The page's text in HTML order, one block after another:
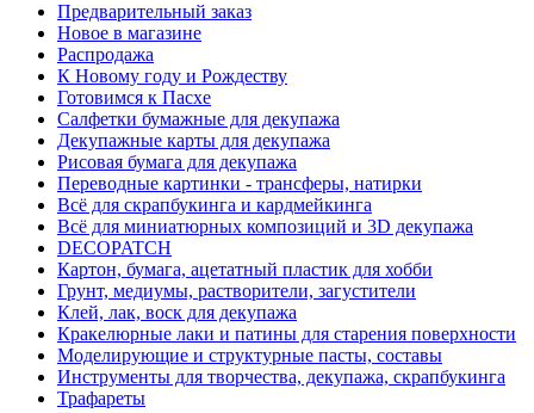
Предварительный заказ
Новое в магазине
Распродажа
К Новому году и Рождеству
Готовимся к Пасхе
Салфетки бумажные для декупажа
Декупажные карты для декупажа
Рисовая бумага для декупажа
Переводные картинки - трансферы, натирки
Всё для скрапбукинга и кардмейкинга
Всё для миниатюрных композиций и 3D декупажа
DECOPATCH
Картон, бумага, ацетатный пластик для хобби
Грунт, медиумы, растворители, загустители
Клей, лак, воск для декупажа
Кракелюрные лаки и патины для старения поверхности
Моделирующие и структурные пасты, составы
Инструменты для творчества, декупажа, скрапбукинга
Трафареты